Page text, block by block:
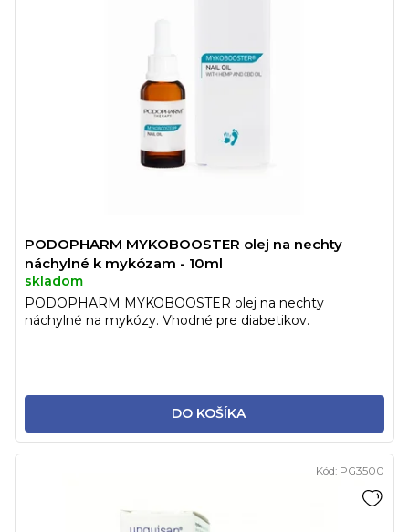
PODOPHARM MYKOBOOSTER olej na nechty
náchylné k mykózam - 10ml
skladom
DO KOŠÍKA
PODOPHARM MYKOBOOSTER olej na nechty
náchylné na mykózy. Vhodné pre diabetikov.
Kód: PG3500